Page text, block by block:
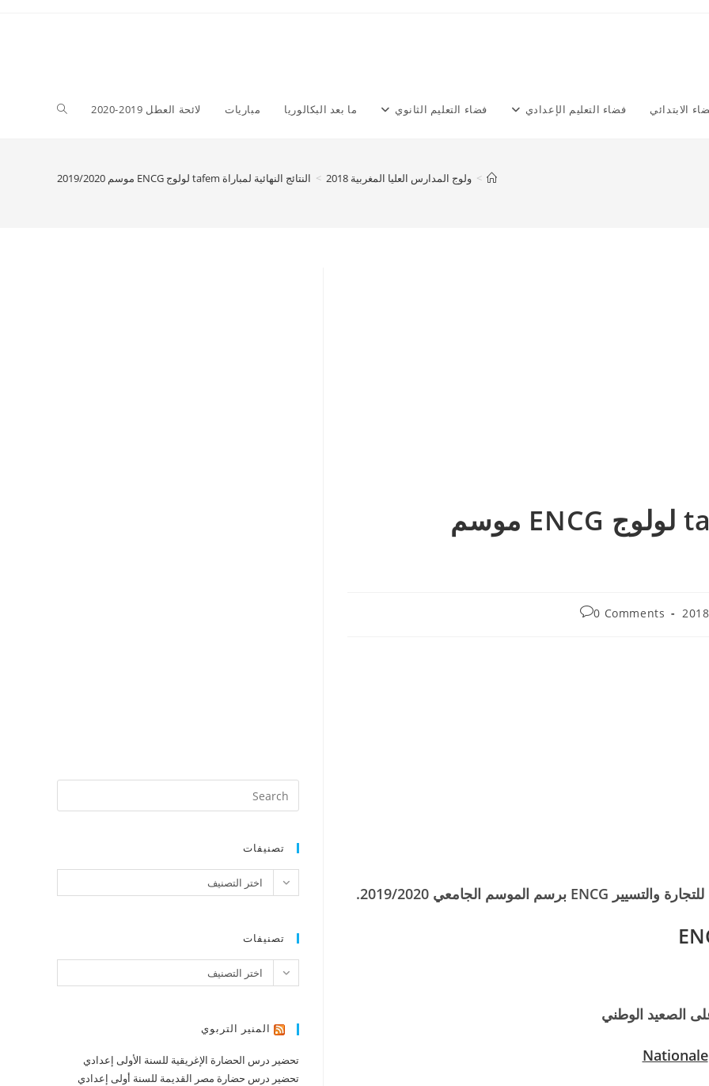
الابتدائي فضاء التعليم الإعدادي فضاء التعليم الثانوي ما بعد البكالوريا مباريات لائحة العطل 2019-2020 Toggle
> ولوج المدارس العليا المغربية 2018 > النتائج النهائية لمباراة tafem لولوج ENCG موسم 2019/2020
النتائج النهائية لمباراة tafem لولوج ENCG موسم
Post
0 Comments
على الصعيد الوطني
Nationale
تصنيفات
تصنيفات اختر التصنيف
تصنيفات
تصنيفات اختر التصنيف
المنير التربوي
تحضير درس الحضارة الإغريقية للسنة الأولى إعدادي
تحضير درس حضارة مصر القديمة للسنة أولى إعدادي